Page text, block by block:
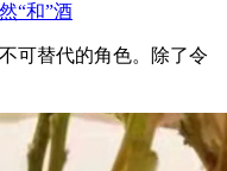
“和”酒
可替代的角色。除了令